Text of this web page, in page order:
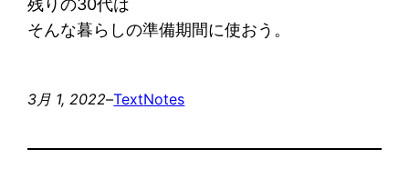
残りの30代は
そんな暮らしの準備期間に使おう。
3月 1, 2022–TextNotes